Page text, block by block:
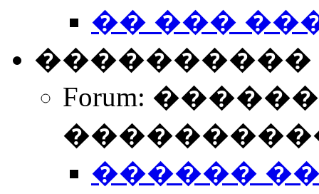
�� ���
����������
Forum:
������